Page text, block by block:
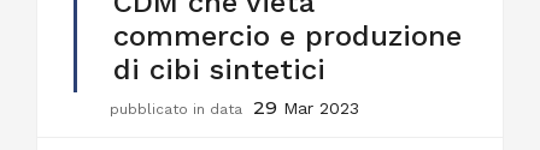
commercio e produzione
di cibi sintetici
pubblicato in data 29 Mar 2023